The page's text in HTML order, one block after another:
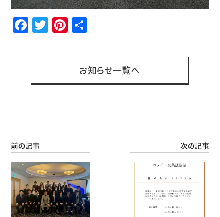
Facebook
TwitterPinterest
お知らせ一覧へ
前の記事 次の記事